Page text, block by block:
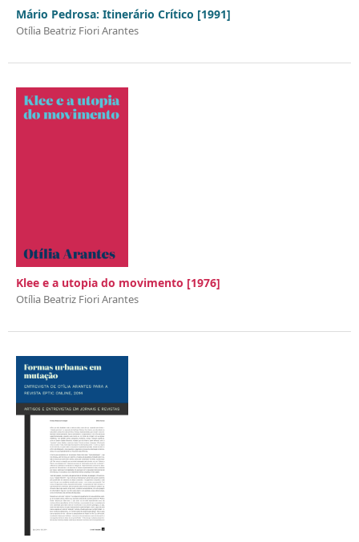
Mário Pedrosa: Itinerário Crítico [1991]
Otília Beatriz Fiori Arantes
Klee e a utopia do movimento [1976]
Otília Beatriz Fiori Arantes